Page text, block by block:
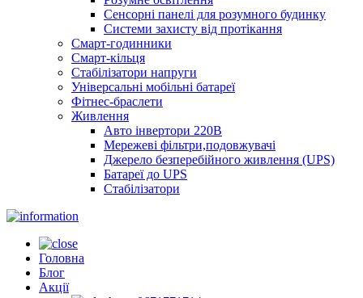
Сенсорні панелі для розумного будинку
Системи захисту від протікання
Смарт-годинники
Смарт-кільця
Стабілізатори напруги
Універсальні мобільні батареї
Фітнес-браслети
Живлення
Авто інвертори 220В
Мережеві фільтри,подовжувачі
Джерело безперебійного живлення (UPS)
Батареї до UPS
Стабілізатори
Головна
Блог
Акції